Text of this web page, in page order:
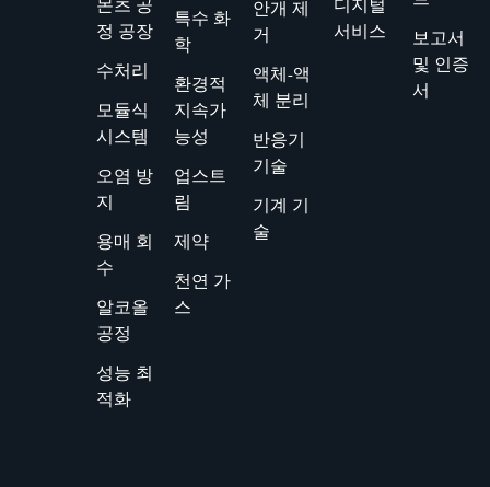
정 공장
수처리
모듈식
시스템
오염 방
지
용매 회
수
알코올
공정
성능 최
적화
특수 화
학
환경적
지속가
능성
업스트
림
제약
천연 가
스
안개 제
거
액체-액
체 분리
반응기
기술
기계 기
술
서비스
보고서
및 인증
서